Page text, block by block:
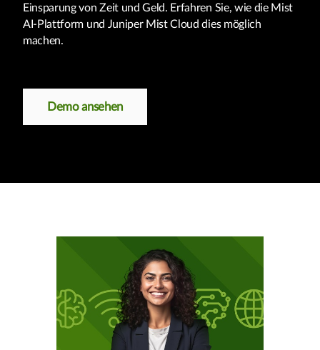
Einsparung von Zeit und Geld. Erfahren Sie, wie die Mist
AI-Plattform und Juniper Mist Cloud dies möglich
machen.
Demo ansehen